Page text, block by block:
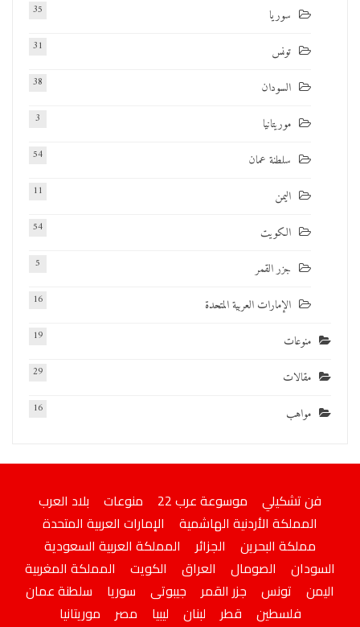
سوريا 35
تونس 31
السودان 38
موريتانيا 3
سلطنة عمان 54
اليمن 11
الكويت 54
جزر القمر 5
الإمارات العربية المتحدة 16
منوعات 19
مقالات 29
مواهب 16
فن تشكيلي موسوعة عرب 22 منوعات
بلاد العرب
المملكة الأردنية الهاشمية
الإمارات العربية المتحدة
مملكة البحرين
الجزائر
المملكة العربية السعودية
السودان
الصومال العراق الكويت
المملكة المغربية
اليمن
تونس جزر القمر جيبوتى سوريا
سلطنة عمان
فلسطين
قطر لبنان ليبيا مصر موريتانيا